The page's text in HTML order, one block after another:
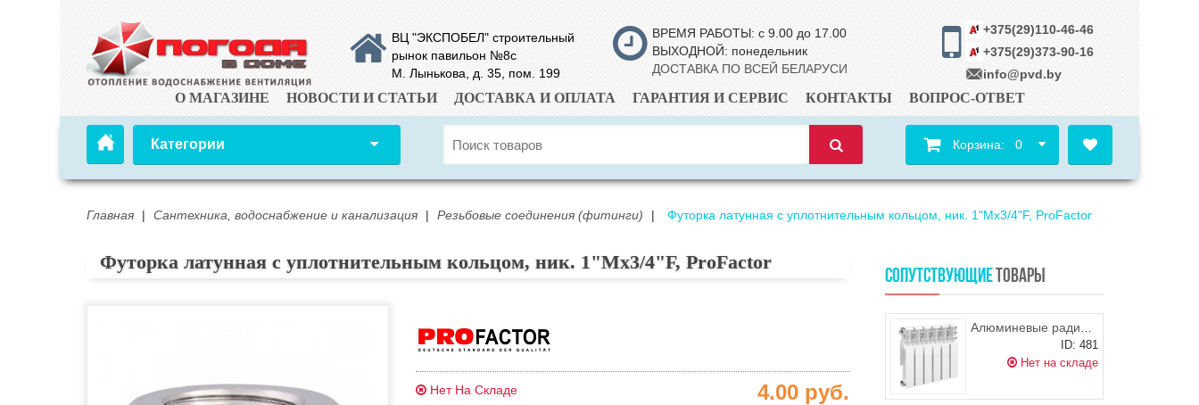
ВЦ "ЭКСПОБЕЛ" строительный
рынок павильон №8с
М. Лынькова, д. 35, пом. 199
ВРЕМЯ РАБОТЫ: с 9.00 до 17.00
ВЫХОДНОЙ: понедельник
ДОСТАВКА ПО ВСЕЙ БЕЛАРУСИ
+375(29)110-46-46
+375(29)373-90-16
info@pvd.by
О МАГАЗИНЕ НОВОСТИ И СТАТЬИ ДОСТАВКА И ОПЛАТА ГАРАНТИЯ И СЕРВИС КОНТАКТЫ ВОПРОС-ОТВЕТ
Категории Корзина: 0
Главная | Сантехника, водоснабжение и канализация | Резьбовые соединения (фитинги) | Футорка латунная с уплотнительным кольцом, ник. 1"Мх3/4"F, ProFactor
Футорка латунная с уплотнительным кольцом, ник. 1"Мх3/4"F, ProFactor
Нет На Складе
4.00 руб.
СОПУТСТВУЮЩИЕТОВАРЫ
Алюминевые радиаторы LAMMIN Premium AL-350-80
ID: 481
Нет на складе